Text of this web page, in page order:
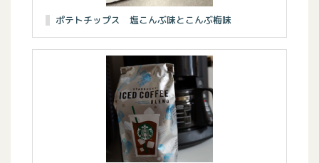
ポテトチップス 塩こんぶ味とこんぶ梅味